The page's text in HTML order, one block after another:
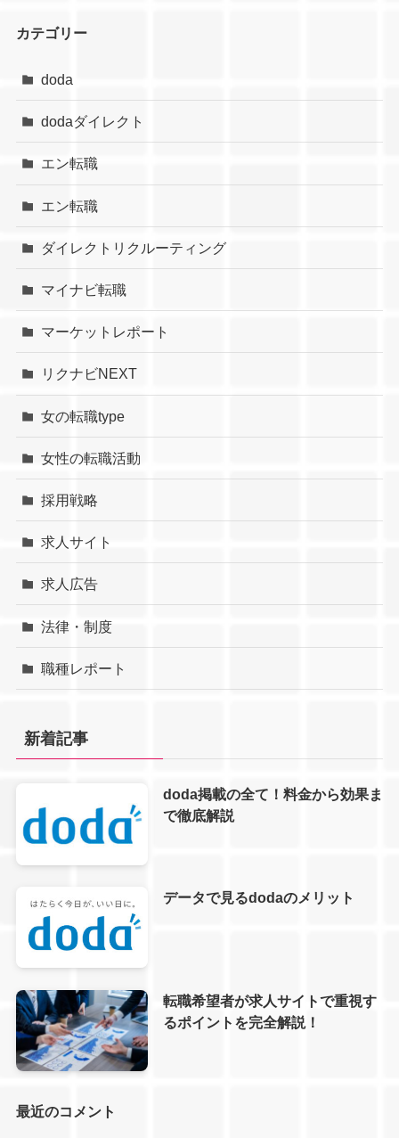
カテゴリー
doda
dodaダイレクト
エン転職
エン転職
ダイレクトリクルーティング
マイナビ転職
マーケットレポート
リクナビNEXT
女の転職type
女性の転職活動
採用戦略
求人サイト
求人広告
法律・制度
職種レポート
新着記事
doda掲載の全て！料金から効果ま
で徹底解説
データで見るdodaのメリット
転職希望者が求人サイトで重視す
るポイントを完全解説！
最近のコメント